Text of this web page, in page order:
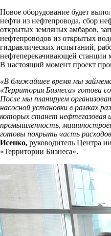
Новое оборудование будет
нефти из нефтепровода, сбор
открытых земляных амбаров,
нефтепроводов из открытых
гидравлических испытаний,
нефтеперекачивающей станции
В настоящий момент проект
«В ближайшее время мы
«Территория Бизнеса» готова
После мы планируем
насосной установки в рамках
которых станет нефтегазовая
промышленность,
готовы покрыть часть
Исенко, руководитель Центра
«Территории Бизнеса».